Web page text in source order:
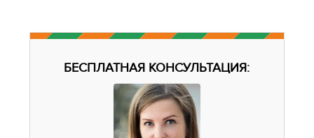
БЕСПЛАТНАЯ КОНСУЛЬТАЦИЯ: